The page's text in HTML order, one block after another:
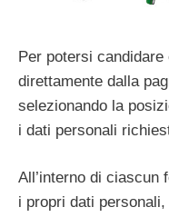
Per potersi
direttamente dalla
selezionando la
i dati personali
All’interno di ciascun
i propri dati